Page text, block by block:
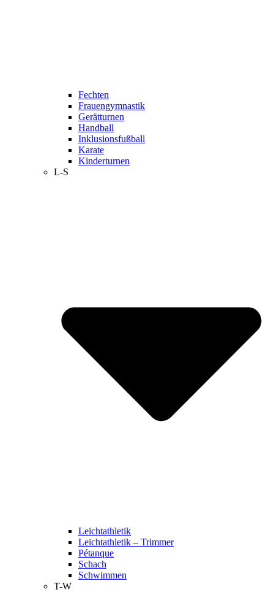
Fechten
Frauengymnastik
Gerätturnen
Handball
Inklusionsfußball
Karate
Kinderturnen
L-S
Leichtathletik
Leichtathletik – Trimmer
Pétanque
Schach
Schwimmen
T-W